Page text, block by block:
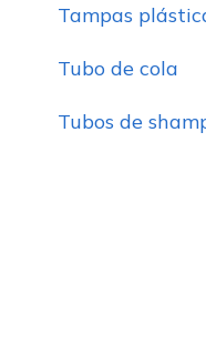
Tampas
Tubo de cola
Tubos de